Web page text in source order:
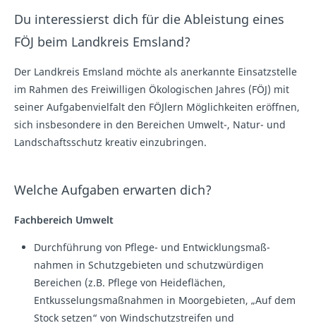
Du interessierst dich für die Ableistung eines
FÖJ beim Landkreis Emsland?
Der Landkreis Emsland möchte als anerkannte Einsatzstelle
im Rahmen des Freiwilligen Ökologischen Jahres (FÖJ) mit
seiner Aufgabenvielfalt den FÖJlern Möglichkeiten eröffnen,
sich insbesondere in den Bereichen Umwelt-, Natur- und
Landschaftsschutz kreativ einzubringen.
Welche Aufgaben erwarten dich?
Fachbereich Umwelt
Durchführung von Pflege- und Entwicklungsmaß­
nahmen in Schutzgebieten und schutzwürdigen
Bereichen (z.B. Pflege von Heideflächen,
Entkusselungsmaßnahmen in Moorgebieten, „Auf dem
Stock setzen“ von Windschutzstreifen und